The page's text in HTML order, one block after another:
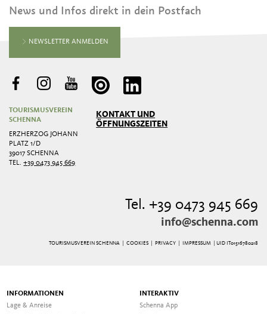
News und Infos direkt in dein Postfach
NEWSLETTER ANMELDEN
TOURISMUSVEREIN
SCHENNA
ERZHERZOG JOHANN
PLATZ 1/D
39017 SCHENNA
TEL.+39 0473 945 669
KONTAKT UND
ÖFFNUNGSZEITEN
Tel. +39 0473 945 669
info@schenna.com
TOURISMUSVEREIN SCHENNA | COOKIES| PRIVACY| IMPRESSUM | UID IT01516780218
INFORMATIONEN
Lage & Anreise
INTERAKTIV
Schenna App